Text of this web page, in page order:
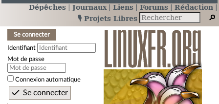
Dépêches Journaux Liens Forums
Rédaction
🎙️ Projets Libres
Se connecter
Identifiant
Mot de passe
Connexion automatique